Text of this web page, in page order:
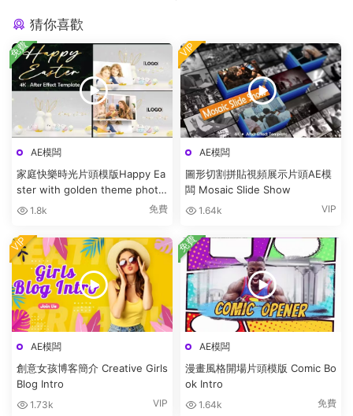
猜你喜歡
AE模闆
家庭快樂時光片頭模版Happy Ea
ster with golden theme photo
bunny
1.8k 免費
免費
AE模闆
圖形切割拼貼視頻展示片頭AE模
闆 Mosaic Slide Show
1.64k VIP
VIP
AE模闆
創意女孩博客簡介 Creative Girls
Blog Intro
1.73k VIP
VIP
AE模闆
漫畫風格開場片頭模版 Comic Bo
ok Intro
1.64k 免費
免費